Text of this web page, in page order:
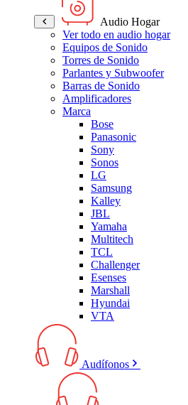
Audio Hogar
Ver todo en audio hogar
Equipos de Sonido
Torres de Sonido
Parlantes y Subwoofer
Barras de Sonido
Amplificadores
Marca
Bose
Panasonic
Sony
Sonos
LG
Samsung
Kalley
JBL
Yamaha
Multitech
TCL
Challenger
Esenses
Marshall
Hyundai
VTA
Audífonos